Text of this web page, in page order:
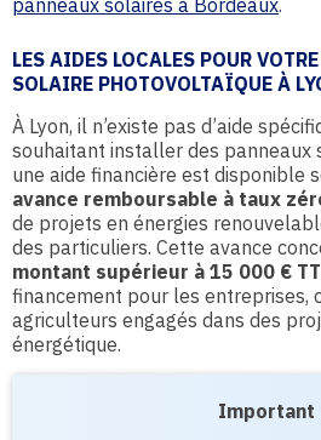
panneaux solaires à Bordeaux.
LES AIDES LOCALES POUR
SOLAIRE PHOTOVOLTAÏQUE À
À Lyon, il n’existe pas d’aide
souhaitant installer des panneaux
une aide financière est disponible
avance remboursable à taux
de projets en énergies
des particuliers. Cette avance
montant supérieur à 15 000 €
financement pour les entreprises,
agriculteurs engagés dans des
énergétique.
Important